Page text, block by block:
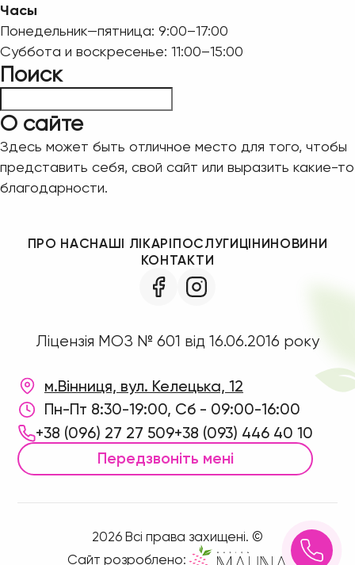
Часы
Понедельник—пятница: 9:00–17:00
Суббота и воскресенье: 11:00–15:00
Поиск
О сайте
Здесь может быть отличное место для того, чтобы
представить себя, свой сайт или выразить какие-то
благодарности.
ПРО НАСНАШІ ЛІКАРІПОСЛУГИЦІНИНОВИНИ
КОНТАКТИ
Ліцензія МОЗ № 601 від 16.06.2016 року
м.Вінниця, вул. Келецька, 12
Пн-Пт 8:30-19:00, Сб - 09:00-16:00
+38 (096) 27 27 509+38 (093) 446 40 10
Передзвоніть мені
2026 Всі права захищені. ©
Сайт розроблено: